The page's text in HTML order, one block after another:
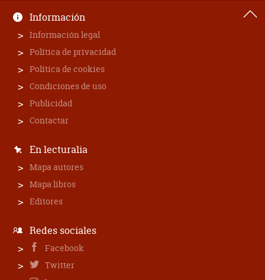
Información
Información legal
Política de privacidad
Política de cookies
Condiciones de uso
Publicidad
Contactar
En lecturalia
Mapa autores
Mapa libros
Editores
Redes sociales
Facebook
Twitter